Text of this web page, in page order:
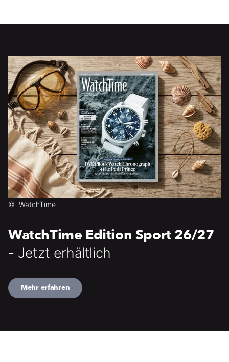
© WatchTime
WatchTime Edition Sport 26/27
- Jetzt erhältlich
Mehr erfahren